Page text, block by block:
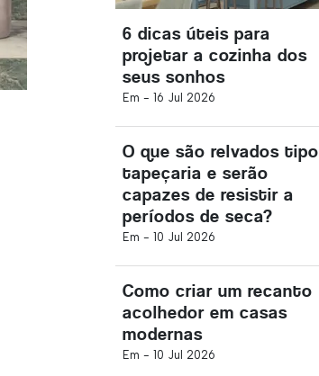
6 dicas úteis para
projetar a cozinha dos
seus sonhos
Em - 16 Jul 2026
O que são relvados tipo
tapeçaria e serão
capazes de resistir a
períodos de seca?
Em - 10 Jul 2026
Como criar um recanto
acolhedor em casas
modernas
Em - 10 Jul 2026